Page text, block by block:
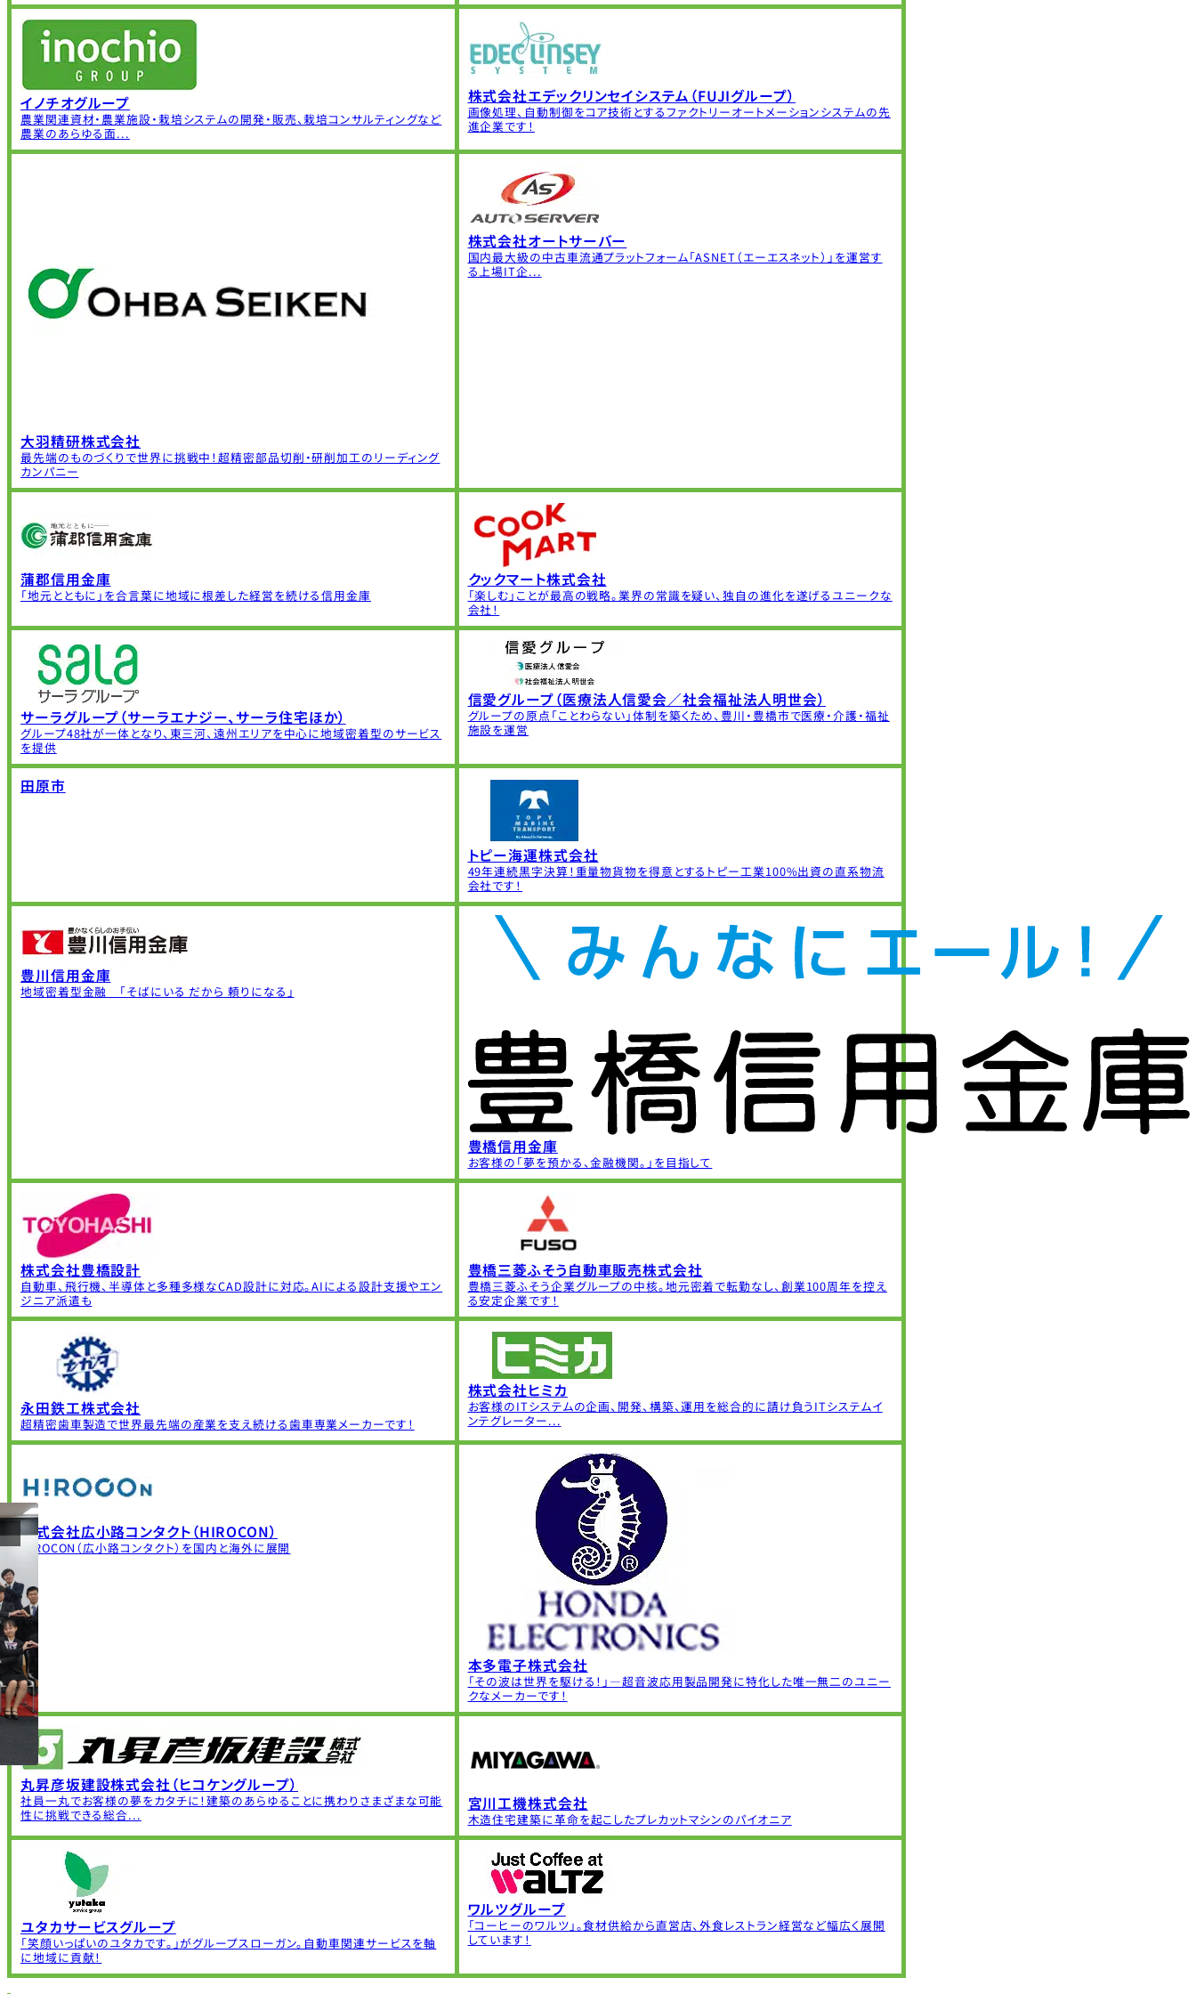
イノチオグループ
農業関連資材・農業施設・栽培システムの開発・販売、栽培コンサルティングなど
農業のあらゆる面...
株式会社エデックリンセイシステム（FUJIグループ）
画像処理、自動制御をコア技術とするファクトリーオートメーションシステムの先
進企業です！
大羽精研株式会社
最先端のものづくりで世界に挑戦中！超精密部品切削・研削加工のリーディング
カンパニー
株式会社オートサーバー
国内最大級の中古車流通プラットフォーム「ASNET（エーエスネット）」を運営す
る上場IT企...
蒲郡信用金庫
「地元とともに」を合言葉に地域に根差した経営を続ける信用金庫
クックマート株式会社
「楽しむ」ことが最高の戦略。業界の常識を疑い、独自の進化を遂げるユニークな
会社！
サーラグループ（サーラエナジー、サーラ住宅ほか）
グループ48社が一体となり、東三河、遠州エリアを中心に地域密着型のサービス
を提供
信愛グループ（医療法人信愛会／社会福祉法人明世会）
グループの原点「ことわらない」体制を築くため、豊川・豊橋市で医療・介護・福祉
施設を運営
田原市
トピー海運株式会社
49年連続黒字決算！重量物貨物を得意とするトピー工業100%出資の直系物流
会社です！
豊川信用金庫
地域密着型金融 「そばにいる だから 頼りになる」
豊橋信用金庫
お客様の「夢を預かる、金融機関。」を目指して
株式会社豊橋設計
自動車、飛行機、半導体と多種多様なCAD設計に対応。AIによる設計支援やエン
ジニア派遣も
豊橋三菱ふそう自動車販売株式会社
豊橋三菱ふそう企業グループの中核。地元密着で転勤なし、創業100周年を控え
る安定企業です！
永田鉄工株式会社
超精密歯車製造で世界最先端の産業を支え続ける歯車専業メーカーです！
株式会社ヒミカ
お客様のITシステムの企画、開発、構築、運用を総合的に請け負うITシステムイ
ンテグレーター...
株式会社広小路コンタクト（HIROCON）
HIROCON（広小路コンタクト）を国内と海外に展開
本多電子株式会社
「その波は世界を駆ける！」―超音波応用製品開発に特化した唯一無二のユニー
クなメーカーです！
丸昇彦坂建設株式会社（ヒコケングループ）
社員一丸でお客様の夢をカタチに！建築のあらゆることに携わりさまざまな可能
性に挑戦できる総合...
宮川工機株式会社
木造住宅建築に革命を起こしたプレカットマシンのパイオニア
ユタカサービスグループ
「笑顔いっぱいのユタカです。」がグループスローガン。自動車関連サービスを軸
に地域に貢献！
ワルツグループ
「コーヒーのワルツ」。食材供給から直営店、外食レストラン経営など幅広く展開
しています！